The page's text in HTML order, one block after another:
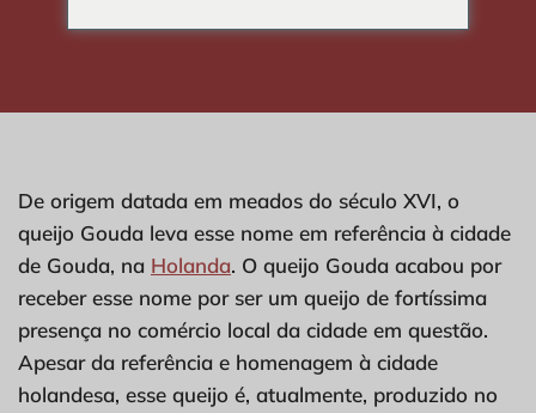
De origem datada em meados do século XVI, o
queijo Gouda leva esse nome em referência à cidade
de Gouda, na Holanda. O queijo Gouda acabou por
receber esse nome por ser um queijo de fortíssima
presença no comércio local da cidade em questão.
Apesar da referência e homenagem à cidade
holandesa, esse queijo é, atualmente, produzido no